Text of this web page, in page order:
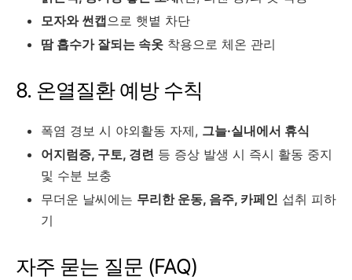
모자와 썬캡으로 햇볕 차단
땀 흡수가 잘되는 속옷 착용으로 체온 관리
8. 온열질환 예방 수칙
폭염 경보 시 야외활동 자제, 그늘·실내에서 휴식
어지럼증, 구토, 경련 등 증상 발생 시 즉시 활동 중지
및 수분 보충
무더운 날씨에는 무리한 운동, 음주, 카페인 섭취 피하
기
자주 묻는 질문 (FAQ)